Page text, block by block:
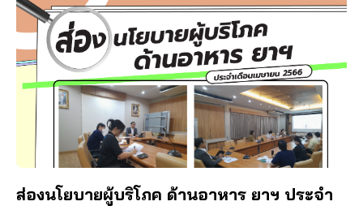
ส่องนโยบายผู้บริโภค ด้านอาหาร ยาฯ ประจำ